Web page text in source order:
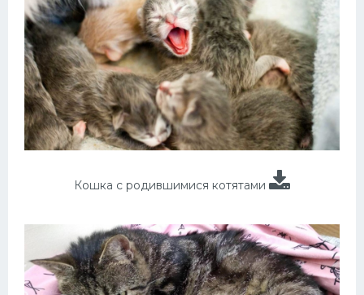
Кошка с родившимися котятами